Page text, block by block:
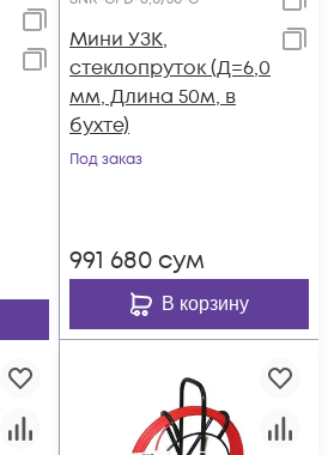
Мини УЗК,
стеклопруток (Д=6,0
мм, Длина 50м, в
бухте)
Под заказ
991 680 сум
В корзину